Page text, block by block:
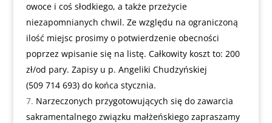
owoce i coś słodkiego, a także przeżycie
niezapomnianych chwil. Ze względu na ograniczoną
ilość miejsc prosimy o potwierdzenie obecności
poprzez wpisanie się na listę. Całkowity koszt to: 200
zł/od pary. Zapisy u p. Angeliki Chudzyńskiej
(509 714 693) do końca stycznia.
Narzeczonych przygotowujących się do zawarcia
sakramentalnego związku małżeńskiego zapraszamy